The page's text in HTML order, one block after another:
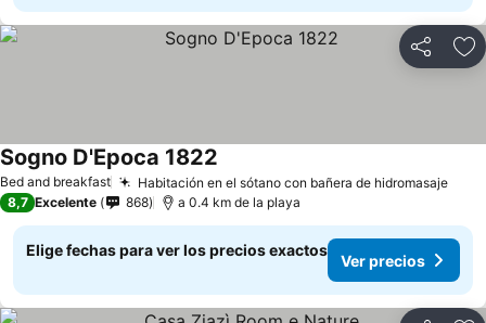
Compartir
Bed and breakfast Habitación en el sótano con bañera de hidromasajeVer
Sogno D'Epoca 1822
8,7 Excelente 868 a 0.4 km de la playa
Elige fechas para ver los precios exactos
Ver precios